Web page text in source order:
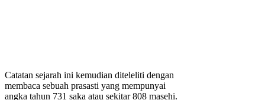
Catatan sejarah ini kemudian diteleliti dengan
membaca sebuah prasasti yang mempunyai
angka tahun 731 saka atau sekitar 808 masehi.